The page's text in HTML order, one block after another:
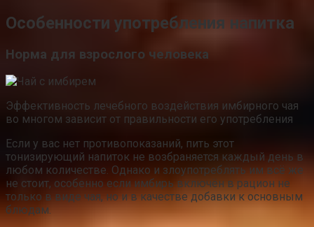
Особенности употребления напитка
Норма для взрослого человека
Эффективность лечебного воздействия имбирного чая
во многом зависит от правильности его употребления
Если у вас нет противопоказаний, пить этот
тонизирующий напиток не возбраняется каждый день в
любом количестве. Однако и злоупотреблять им всё же
не стоит, особенно если имбирь включён в рацион не
только в виде чая, но и в качестве добавки к основным
блюдам.